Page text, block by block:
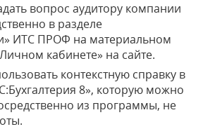
вопрос аудитору компании
в разделе
ИТС ПРОФ на материальном
кабинете» на сайте.
контекстную справку в
8», которую можно
из программы, не